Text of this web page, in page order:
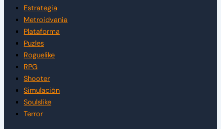
Estrategia
Metroidvania
Plataforma
Puzles
Roguelike
RPG
Shooter
Simulación
Soulslike
Terror